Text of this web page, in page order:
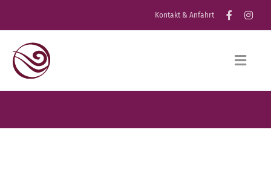
springen
Kontakt & Anfahrt
Toggle